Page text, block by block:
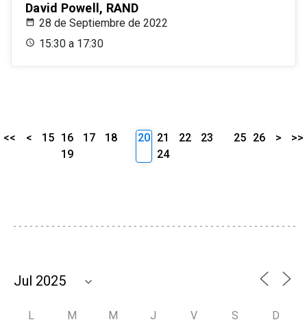
David Powell, RAND
28 de Septiembre de 2022
15:30 a 17:30
<< < 15 16 17
18
19
20 21 22
23
24
25 26 > >>
L M M J V S D